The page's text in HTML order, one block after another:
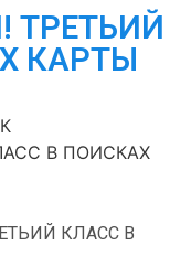
ТРЕТЬИЙ
КАРТЫ
В ПОИСКАХ
КЛАСС В